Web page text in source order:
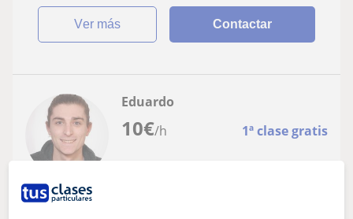
ver más Contactar
10€/h 1ª clase gratis
Eduardo
Zafra